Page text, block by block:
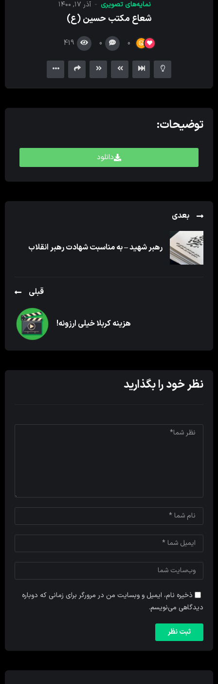
نمایه‌های تصویری آذر ۱۷, ۱۴۰۰
شعاع مکتب حسین (ع)
0
0
419
توضیحات:
دانلود
بعدی
رهبر شهید – به مناسبت شهادت رهبر انقلاب
قبلی
هزینه کربلا خیلی ارزونه!
نظر خود را بگذارید
ذخیره نام، ایمیل و وبسایت من در مرورگر برای زمانی که دوباره
دیدگاهی می‌نویسم.